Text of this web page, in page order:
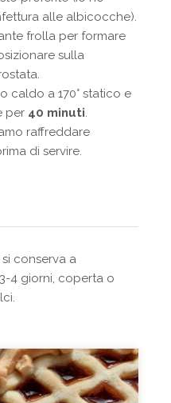
alle albicocche).
frolla per formare
sulla
caldo a 170° statico e
per 40 minuti.
raffreddare
di servire.
conserva a
4 giorni, coperta o